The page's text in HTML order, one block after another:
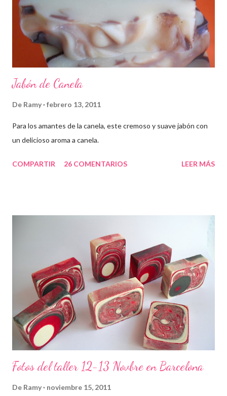
Jabón de Canela
De Ramy febrero 13, 2011
Para los amantes de la canela, este cremoso y suave jabón con
un delicioso aroma a canela.
COMPARTIR 26 COMENTARIOS LEER MÁS
Fotos del taller 12-13 Novbre en Barcelona
De Ramy noviembre 15, 2011